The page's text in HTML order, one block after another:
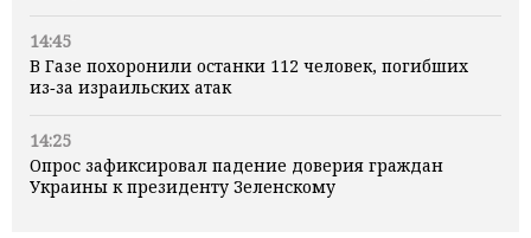
14:45
В Газе похоронили останки 112 человек, погибших
из‑за израильских атак
14:25
Опрос зафиксировал падение доверия граждан
Украины к президенту Зеленскому